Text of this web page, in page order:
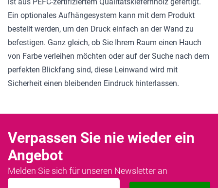
Ein optionales Aufhängesystem kann mit dem Produkt
bestellt werden, um den Druck einfach an der Wand zu
befestigen. Ganz gleich, ob Sie Ihrem Raum einen Hauch
von Farbe verleihen möchten oder auf der Suche nach dem
perfekten Blickfang sind, diese Leinwand wird mit
Sicherheit einen bleibenden Eindruck hinterlassen.
Verpassen Sie nie wieder ein
Angebot
Melden Sie sich für unseren Newsletter an
E-Mailadresse